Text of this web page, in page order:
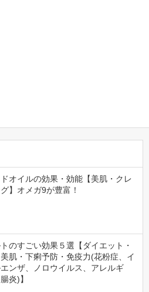
オイルの効果・効能【美肌・クレ
】オメガ9が豊富！
のすごい効果５選【ダイエット・
肌・下痢予防・免疫力(花粉症、イ
ンザ、ノロウイルス、アレルギ
炎)】